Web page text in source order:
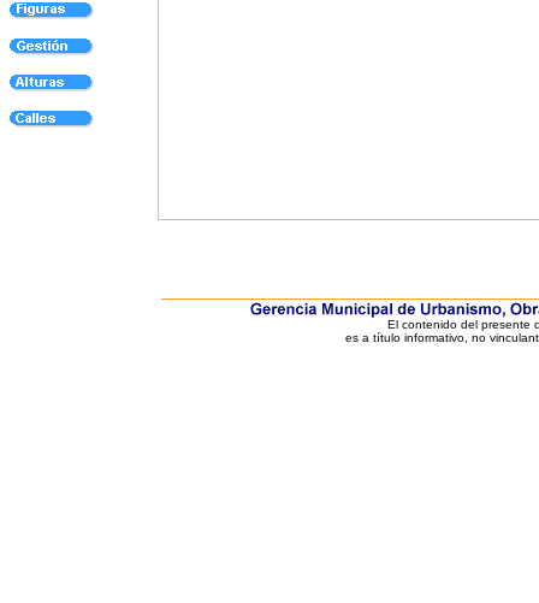
El contenido del presente
es a título informativo, no